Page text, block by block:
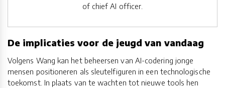
of chief AI officer.
De implicaties voor de jeugd van vandaag
Volgens Wang kan het beheersen van AI-codering jonge
mensen positioneren als sleutelfiguren in een technologische
toekomst. In plaats van te wachten tot nieuwe tools hen